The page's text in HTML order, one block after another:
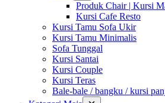
Produk Chair | Kursi
Kursi Cafe Resto
Kursi Tamu Sofa Ukir
Kursi Tamu Minimalis
Sofa Tunggal
Kursi Santai
Kursi Couple
Kursi Teras
Bale-bale / bangku / kursi